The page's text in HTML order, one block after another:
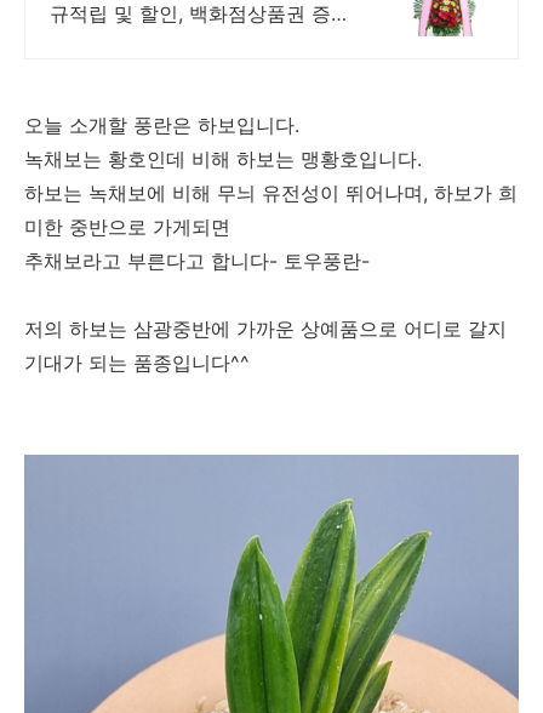
규적립 및 할인, 백화점상품권 증
오늘 소개할 풍란은 하보입니다.
녹채보는 황호인데 비해 하보는 맹황호입니다.
하보는 녹채보에 비해 무늬 유전성이 뛰어나며, 하보가 희
미한 중반으로 가게되면
추채보라고 부른다고 합니다- 토우풍란-
저의 하보는 삼광중반에 가까운 상예품으로 어디로 갈지
기대가 되는 품종입니다^^